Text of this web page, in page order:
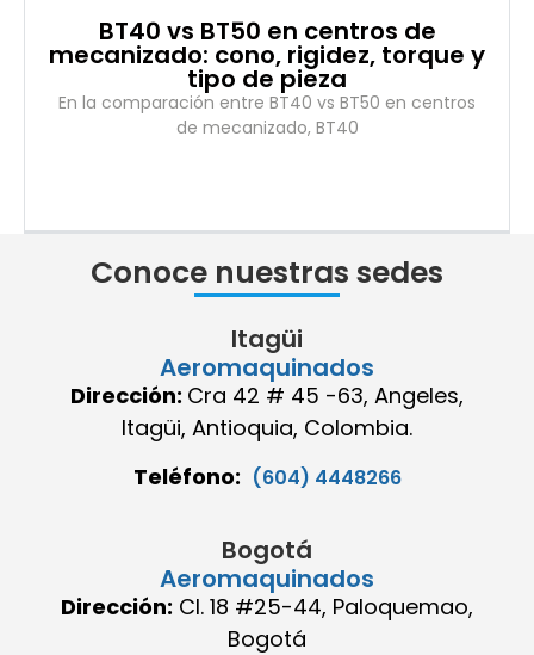
BT40 vs BT50 en centros de
mecanizado: cono, rigidez, torque y
tipo de pieza
En la comparación entre BT40 vs BT50 en centros
de mecanizado, BT40
Conoce nuestras sedes
Itagüi
Aeromaquinados
Dirección: Cra 42 # 45 -63, Angeles,
Itagüi, Antioquia, Colombia.
Teléfono: (604) 4448266
Bogotá
Aeromaquinados
Dirección: Cl. 18 #25-44, Paloquemao,
Bogotá